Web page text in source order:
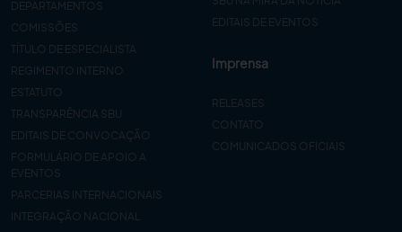
DEPARTAMENTOS
COMISSÕES
TÍTULO DE ESPECIALISTA
REGIMENTO INTERNO
ESTATUTO
TRANSPARÊNCIA SBU
EDITAIS DE CONVOCAÇÃO
FORMULÁRIO DE APOIO A
EVENTOS
PARCERIAS INTERNACIONAIS
INTEGRAÇÃO NACIONAL
EDITAIS DE EVENTOS
Imprensa
RELEASES
CONTATO
COMUNICADOS OFICIAIS